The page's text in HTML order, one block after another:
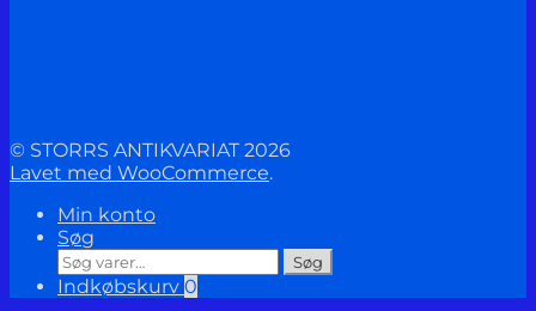
© STORRS ANTIKVARIAT 2026
Lavet med WooCommerce.
Min konto
Søg
Søg
efter:
Søg
Indkøbskurv 0